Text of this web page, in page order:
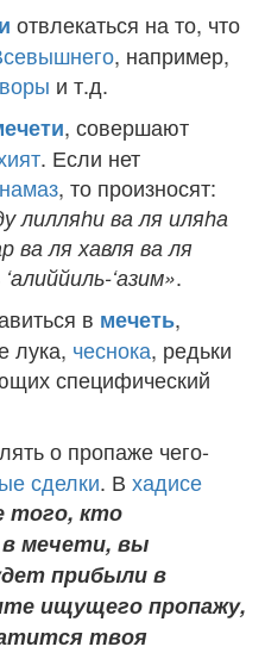
отвлекаться на то, что
, например,
и т.д.
, совершают
. Если нет
намаз, то произносят:
лилляhи ва ля иляhа
ва ля хавля ва ля
‘азим».
в мечеть,
лука, чеснока, редьки
специфический
о пропаже чего-
сделки. В хадисе
того, кто
в мечети, вы
прибыли в
ищущего пропажу,
твоя